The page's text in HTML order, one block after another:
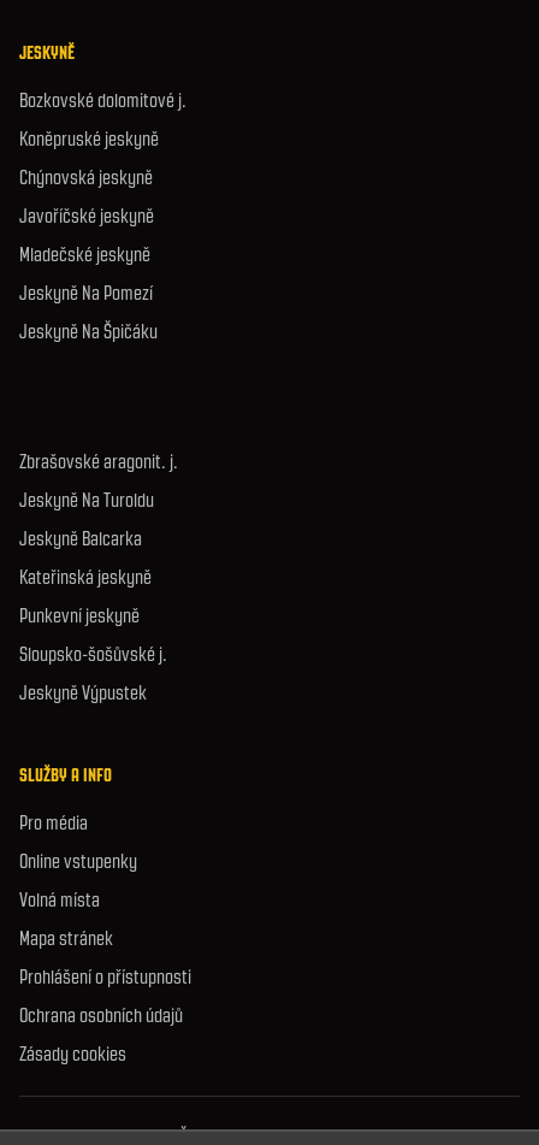
JESKYNĚ
Bozkovské dolomitové j.
Koněpruské jeskyně
Chýnovská jeskyně
Javoříčské jeskyně
Mladečské jeskyně
Jeskyně Na Pomezí
Jeskyně Na Špičáku
Zbrašovské aragonit. j.
Jeskyně Na Turoldu
Jeskyně Balcarka
Kateřinská jeskyně
Punkevní jeskyně
Sloupsko-šošůvské j.
Jeskyně Výpustek
SLUŽBY A INFO
Pro média
Online vstupenky
Volná místa
Mapa stránek
Prohlášení o přístupnosti
Ochrana osobních údajů
Zásady cookies
© 2026 Správa jeskyní České republiky. Všechna práva vyhrazena.